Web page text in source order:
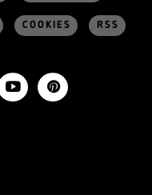
COOKIES RSS